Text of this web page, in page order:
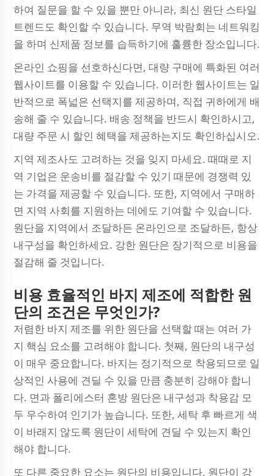
하여 질문을 할 수 있을 뿐만 아니라, 최신 원단 스타일
트렌드도 확인할 수 있습니다. 무역 박람회는 네트워킹
을 하며 신제품 정보를 습득하기에 훌륭한 장소입니다.
온라인 쇼핑을 선호하신다면, 대량 구매에 특화된 여러
웹사이트를 이용할 수 있습니다. 이러한 웹사이트는 일
반적으로 폭넓은 선택지를 제공하며, 직접 귀하에게 배
송해 줄 수 있습니다. 배송 정책을 반드시 확인하시고,
대량 주문 시 할인 혜택을 제공하는지도 확인하십시오.
지역 제조사도 고려하는 것을 잊지 마세요. 때때로 지
역 기업은 운송비를 절감할 수 있기 때문에 경쟁력 있
는 가격을 제공할 수 있습니다. 또한, 지역에서 구매하
면 지역 사회를 지원하는 데에도 기여할 수 있습니다.
원단을 지역에서 조달하든 온라인으로 조달하든, 항상
내구성을 확인하세요. 강한 원단은 장기적으로 비용을
절감해 줄 것입니다.
비용 효율적인 바지 제조에 적합한 원
단의 조건은 무엇인가?
저렴한 바지 제조를 위한 원단을 선택할 때는 여러 가
지 핵심 요소를 고려해야 합니다. 첫째, 원단의 내구성
이 매우 중요합니다. 바지는 정기적으로 착용되므로 일
상적인 사용에 견딜 수 있을 만큼 충분히 강해야 합니
다. 면과 폴리에스터 혼방 원단은 내구성과 착용감 모
두 우수하여 인기가 높습니다. 또한, 세탁 후 빠르게 색
이 바래지 않도록 원단이 세탁에 견딜 수 있는지 확인
해야 합니다.
또 다른 중요한 요소는 원단의 비용입니다. 원단이 강